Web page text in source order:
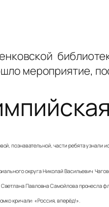
мероприятие,
познавательной, части ребята узнали
округа Николай Васильевич
Павловна Самойлова
кричали: «Россия, вперёд!».